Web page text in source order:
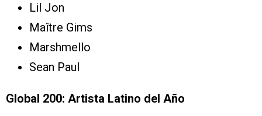
Lil Jon
Maître Gims
Marshmello
Sean Paul
Global 200: Artista Latino del Año